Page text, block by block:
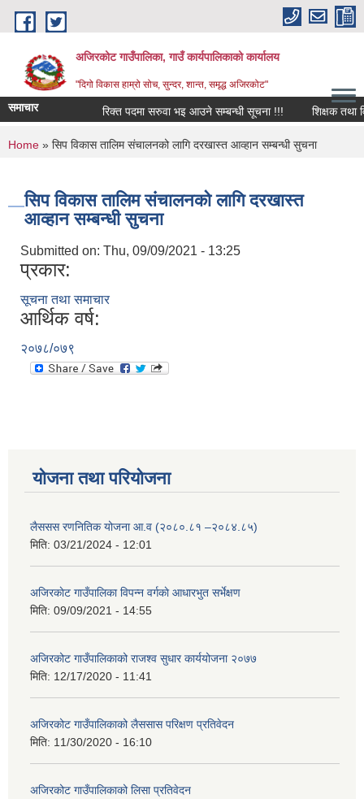
Skip to main content
अजिरकोट गाउँपालिका, गाउँ कार्यपालिकाको कार्यालय
"दिगो विकास हाम्रो सोच, सुन्दर, शान्त, समृद्ध अजिरकोट"
समाचार रिक्त पदमा सरुवा भइ आउने सम्बन्धी सूचना !!! शिक्षक तथा
You are here
Home » सिप विकास तालिम संचालनको लागि दरखास्त आव्हान सम्बन्धी सुचना
सिप विकास तालिम संचालनको लागि दरखास्त
आव्हान सम्बन्धी सुचना
Submitted on: Thu, 09/09/2021 - 13:25
प्रकार:
सूचना तथा समाचार
आर्थिक वर्ष:
२०७८/०७९
योजना तथा परियोजना
लैससस रणनितिक योजना आ.व (२०८०.८१ –२०८४.८५)
मिति: 03/21/2024 - 12:01
अजिरकाेट गाउँपालिका विपन्न वर्गकाे आधारभुत सर्भेक्षण
मिति: 09/09/2021 - 14:55
अजिरकोट गाउँपालिकाको राजश्व सुधार कार्ययोजना २०७७
मिति: 12/17/2020 - 11:41
अजिरकोट गाउँपालिकाको लैससास परिक्षण प्रतिवेदन
मिति: 11/30/2020 - 16:10
अजिरकोट गाउँपालिकाको लिसा प्रतिवेदन